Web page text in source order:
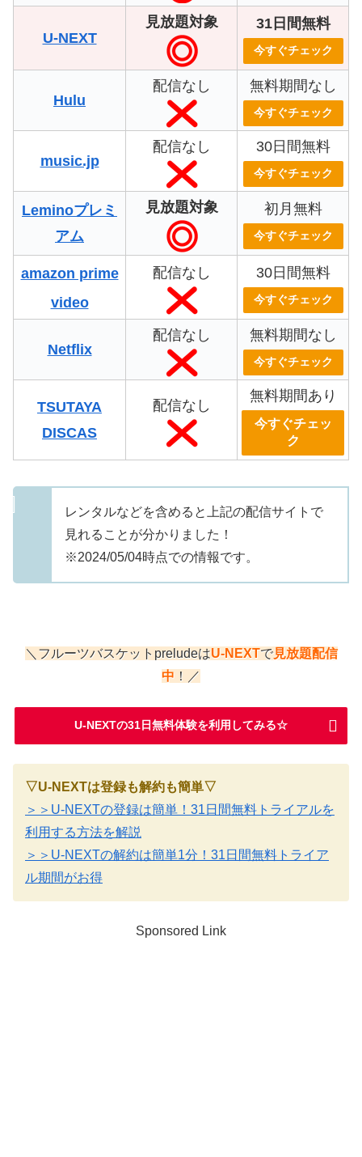
U-NEXT
見放題対象 31日間無料
今すぐチェック
Hulu
配信なし 無料期間なし
今すぐチェック
music.jp
配信なし 30日間無料
今すぐチェック
Leminoプレミ
アム
見放題対象 初月無料
今すぐチェック
amazon prime
video
配信なし 30日間無料
今すぐチェック
Netflix
配信なし 無料期間なし
今すぐチェック
TSUTAYA
DISCAS
配信なし
無料期間あり
今すぐチェッ
ク
レンタルなどを含めると上記の配信サイトで
見れることが分かりました！
※2024/05/04時点での情報です。
＼フルーツバスケットpreludeはU-NEXTで見放題配信
中 ！／
U-NEXTの31日無料体験を利用してみる☆
▽U-NEXTは登録も解約も簡単▽
＞＞U-NEXTの登録は簡単！31日間無料トライアルを
利用する方法を解説
＞＞U-NEXTの解約は簡単1分！31日間無料トライア
ル期間がお得
Sponsored Link